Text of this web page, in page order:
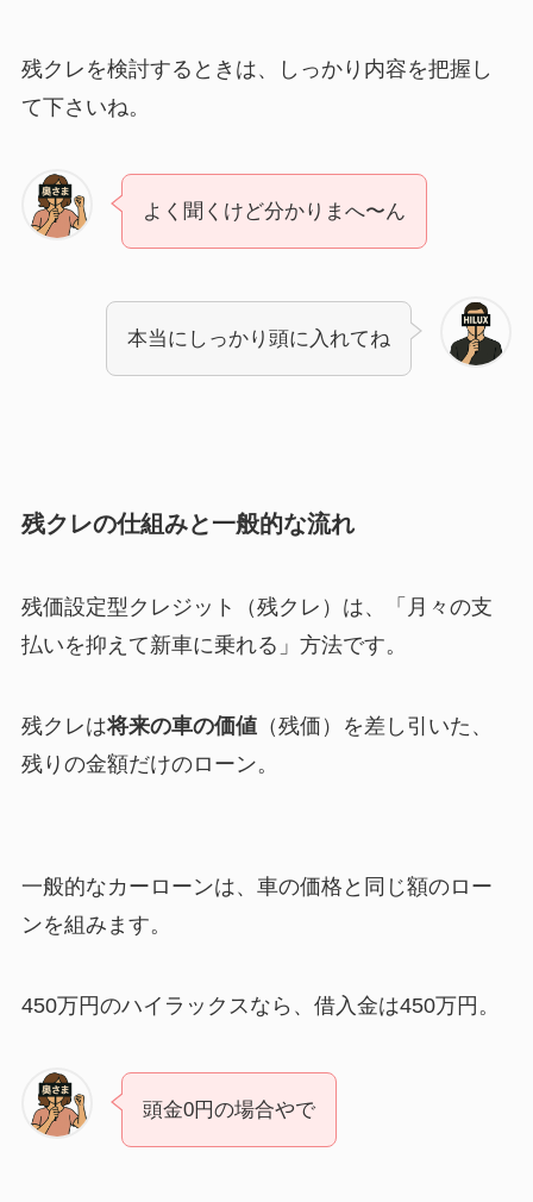
残クレを検討するときは、しっかり内容を把握し
て下さいね。
よく聞くけど分かりまへ〜ん
本当にしっかり頭に入れてね
残クレの仕組みと一般的な流れ
残価設定型クレジット（残クレ）は、「月々の支
払いを抑えて新車に乗れる」方法です。
残クレは将来の車の価値（残価）を差し引いた、
残りの金額だけのローン。
一般的なカーローンは、車の価格と同じ額のロー
ンを組みます。
450万円のハイラックスなら、借入金は450万円。
頭金0円の場合やで